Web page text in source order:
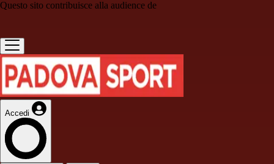
Questo sito contribuisce alla audience de
Accedi